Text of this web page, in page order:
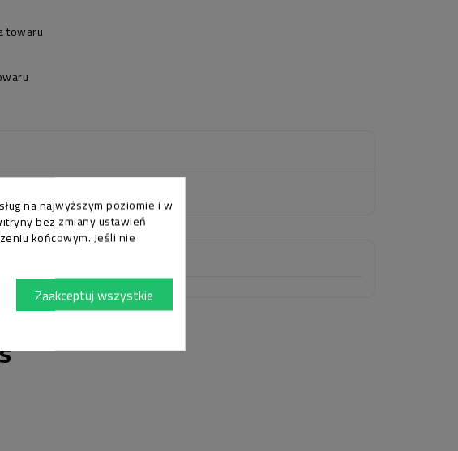
towaru
na najwyższym poziomie i w
bez zmiany ustawień
końcowym. Jeśli nie
Zaakceptuj wszystkie